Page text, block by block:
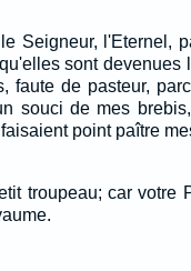
Seigneur, l'Eternel,
sont devenues
faute de pasteur,
souci de mes
point paître
troupeau; car votre